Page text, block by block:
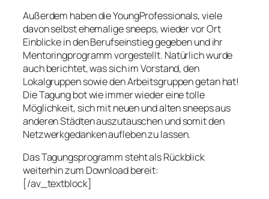
Außerdem haben die YoungProfessionals, viele
davon selbst ehemalige sneeps, wieder vor Ort
Einblicke in den Berufseinstieg gegeben und ihr
Mentoringprogramm vorgestellt. Natürlich wurde
auch berichtet, was sich im Vorstand, den
Lokalgruppen sowie den Arbeitsgruppen getan hat!
Die Tagung bot wie immer wieder eine tolle
Möglichkeit, sich mit neuen und alten sneeps aus
anderen Städten auszutauschen und somit den
Netzwerkgedanken aufleben zu lassen.
Das Tagungsprogramm steht als Rückblick
weiterhin zum Download bereit:
[/av_textblock]